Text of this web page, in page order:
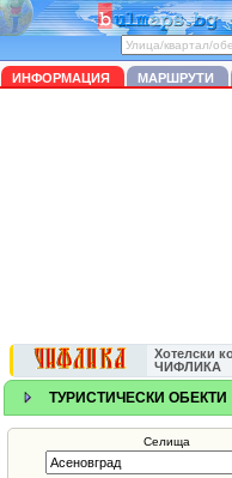
ИНФОРМАЦИЯ МАРШРУТИ
Хотелски
ЧИФЛИКА
ТУРИСТИЧЕСКИ ОБЕКТИ
Селища